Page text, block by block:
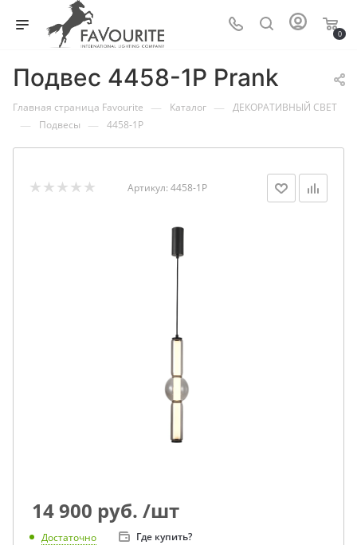
0
Подвес 4458-1P Prank
Главная страница Favourite — Каталог — ДЕКОРАТИВНЫЙ СВЕТ
— Подвесы — 4458-1P
Артикул: 4458-1P
14 900 руб. /шт
Достаточно Где купить?